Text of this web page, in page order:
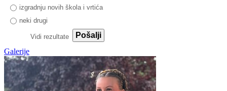
izgradnju novih škola i vrtića
neki drugi
Vidi rezultate
Pošalji
Galerije